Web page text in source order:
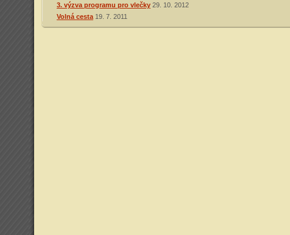
3. výzva programu pro vlečky 29. 10. 2012
Volná cesta 19. 7. 2011